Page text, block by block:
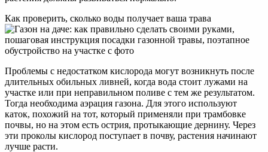
Как проверить, сколько воды получает ваша трава
Проблемы с недостатком кислорода могут возникнуть после
длительных обильных ливней, когда вода стоит лужами на
участке или при неправильном поливе с тем же результатом.
Тогда необходима аэрация газона. Для этого используют
каток, похожий на тот, который применяли при трамбовке
почвы, но на этом есть острия, протыкающие дернину. Через
эти проколы кислород поступает в почву, растения начинают
лучше расти.